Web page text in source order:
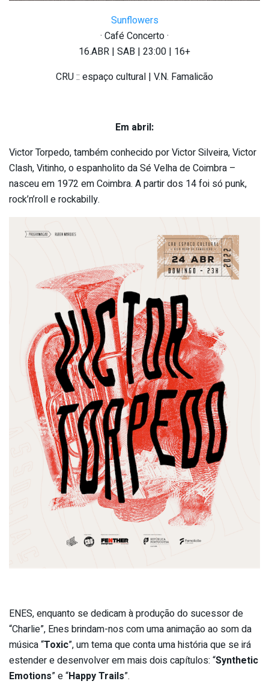
Sunflowers
· Café Concerto ·
16.ABR | SAB | 23:00 | 16+
CRU :: espaço cultural | V.N. Famalicão
Em abril:
Victor Torpedo, também conhecido por Victor Silveira, Victor
Clash, Vitinho, o espanholito da Sé Velha de Coimbra –
nasceu em 1972 em Coimbra. A partir dos 14 foi só punk,
rock’n’roll e rockabilly.
ENES, enquanto se dedicam à produção do sucessor de
“Charlie”, Enes brindam-nos com uma animação ao som da
música “Toxic”, um tema que conta uma história que se irá
estender e desenvolver em mais dois capítulos: “Synthetic
Emotions” e “Happy Trails”.